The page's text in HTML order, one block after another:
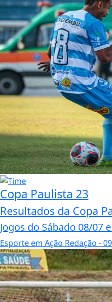
Copa Paulista 23
Resultados da Copa
Jogos do Sábado 08/07
Esporte em Ação Redação -